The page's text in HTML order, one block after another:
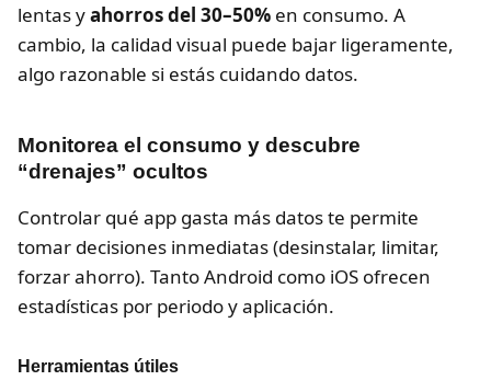
lentas yahorros del 30–50% en consumo. A
cambio, la calidad visual puede bajar ligeramente,
algo razonable si estás cuidando datos.
Monitorea el consumo y descubre
“drenajes” ocultos
Controlar qué app gasta más datos te permite
tomar decisiones inmediatas (desinstalar, limitar,
forzar ahorro). Tanto Android como iOS ofrecen
estadísticas por periodo y aplicación.
Herramientas útiles